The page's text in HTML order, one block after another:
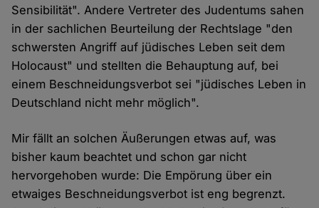
Sensibilität". Andere Vertreter des Judentums sahen
in der sachlichen Beurteilung der Rechtslage "den
schwersten Angriff auf jüdisches Leben seit dem
Holocaust" und stellten die Behauptung auf, bei
einem Beschneidungsverbot sei "jüdisches Leben in
Deutschland nicht mehr möglich".
Mir fällt an solchen Äußerungen etwas auf, was
bisher kaum beachtet und schon gar nicht
hervorgehoben wurde: Die Empörung über ein
etwaiges Beschneidungsverbot ist eng begrenzt.